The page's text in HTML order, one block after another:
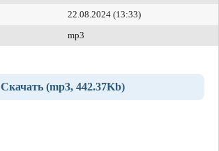
22.08.2024 (13:33)
mp3
Скачать (mp3, 442.37Kb)